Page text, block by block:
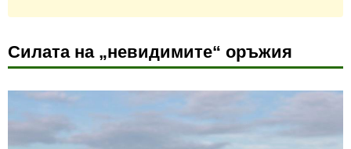
Силата на „невидимите“ оръжия